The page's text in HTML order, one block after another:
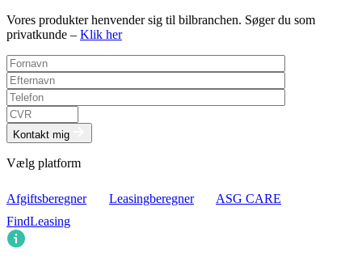
Vores produkter henvender sig til bilbranchen. Søger du som
privatkunde – Klik her
Kontakt mig
Vælg platform
Afgiftsberegner Leasingberegner
ASG CARE
FindLeasing